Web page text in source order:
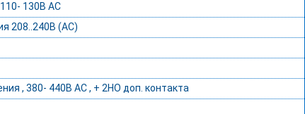
130В AC
208..240В (АС)
, 380- 440В AC , + 2НО доп. контакта